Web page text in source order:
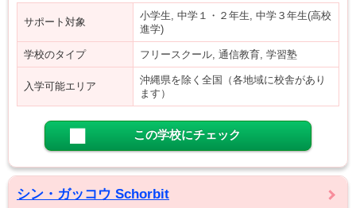
サポート対象
小学生, 中学１・２年生, 中学３年生(高校
進学)
学校のタイプ フリースクール, 通信教育, 学習塾
入学可能エリア
沖縄県を除く全国（各地域に校舎があり
ます）
この学校にチェック
シン・ガッコウ Schorbit